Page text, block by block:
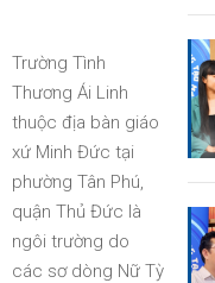
Trường Tình
Thương Ái Linh
thuộc địa bàn giáo
xứ Minh Đức tại
phường Tân Phú,
quận Thủ Đức là
ngôi trường do
các sơ dòng Nữ Tỳ